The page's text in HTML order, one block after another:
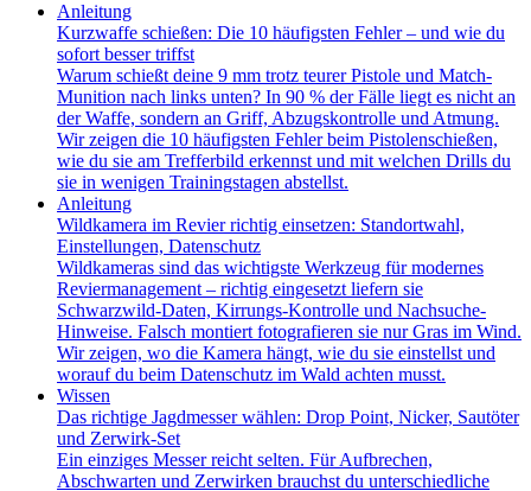
Anleitung
Kurzwaffe schießen: Die 10 häufigsten Fehler – und wie du
sofort besser triffst
Warum schießt deine 9 mm trotz teurer Pistole und Match-
Munition nach links unten? In 90 % der Fälle liegt es nicht an
der Waffe, sondern an Griff, Abzugskontrolle und Atmung.
Wir zeigen die 10 häufigsten Fehler beim Pistolenschießen,
wie du sie am Trefferbild erkennst und mit welchen Drills du
sie in wenigen Trainingstagen abstellst.
Anleitung
Wildkamera im Revier richtig einsetzen: Standortwahl,
Einstellungen, Datenschutz
Wildkameras sind das wichtigste Werkzeug für modernes
Reviermanagement – richtig eingesetzt liefern sie
Schwarzwild-Daten, Kirrungs-Kontrolle und Nachsuche-
Hinweise. Falsch montiert fotografieren sie nur Gras im Wind.
Wir zeigen, wo die Kamera hängt, wie du sie einstellst und
worauf du beim Datenschutz im Wald achten musst.
Wissen
Das richtige Jagdmesser wählen: Drop Point, Nicker, Sautöter
und Zerwirk-Set
Ein einziges Messer reicht selten. Für Aufbrechen,
Abschwarten und Zerwirken brauchst du unterschiedliche